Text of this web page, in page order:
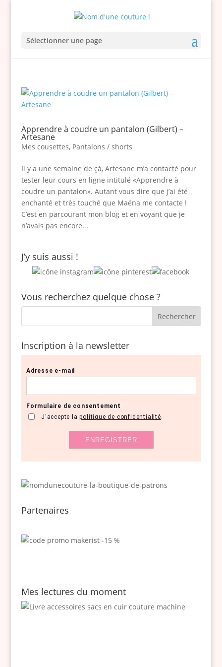
Sélectionner une page
Apprendre à coudre un pantalon (Gilbert) –
Artesane
Mes cousettes, Pantalons / shorts
Il y a une semaine de çà, Artesane m’a contacté pour
tester leur cours en ligne intitulé «Apprendre à
coudre un pantalon». Autant vous dire que j’ai été
enchanté et très touché que Maëna me contacte !
C’est en parcourant mon blog et en voyant que je
n’avais pas encore...
J’y suis aussi !
Vous recherchez quelque chose ?
Inscription à la newsletter
Partenaires
Mes lectures du moment